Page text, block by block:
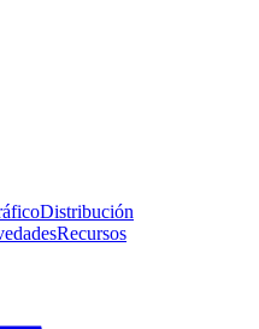
Distribución
Recursos